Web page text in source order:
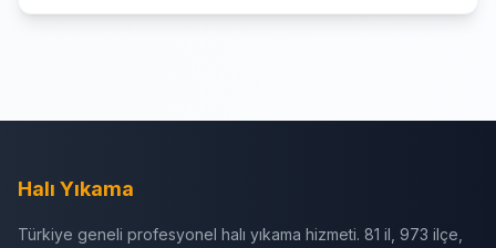
Halı Yıkama
Türkiye geneli profesyonel halı yıkama hizmeti. 81 il, 973 ilçe,